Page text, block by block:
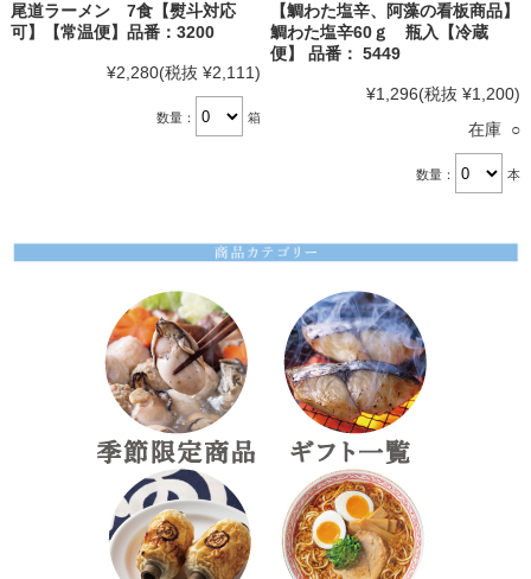
尾道ラーメン 7食【熨斗対応
可】【常温便】品番：3200
¥2,280(税抜 ¥2,111)
数量： 箱
【鯛わた塩辛、阿藻の看板商品】
鯛わた塩辛60ｇ 瓶入【冷蔵
便】 品番： 5449
¥1,296(税抜 ¥1,200)
在庫 ○
数量： 本